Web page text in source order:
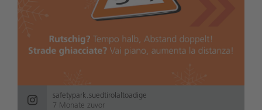
safetypark.suedtirolaltoadige
7 Monate zuvor